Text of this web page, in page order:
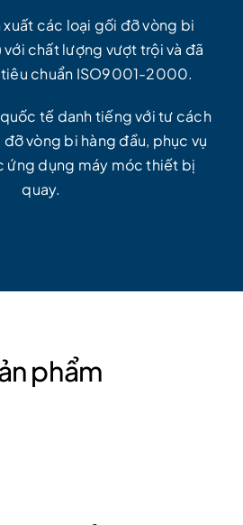
xuất các loại gối đỡ vòng bi
chất lượng vượt trội và đã
chuẩn ISO9001-2000.
tế danh tiếng với tư cách
đỡ vòng bi hàng đầu, phục vụ
ứng dụng máy móc thiết bị
quay.
phẩm